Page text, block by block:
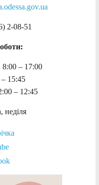
2-08-51
8:00 – 17:00
15:45
– 12:45
неділя